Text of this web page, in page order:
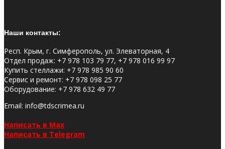
Наши контакты:
Респ. Крым, г. Симферополь, ул. Элеваторная, 4
Отдел продаж: +7 978 103 79 77, +7 978 016 99 97
Купить стеллажи: +7 978 985 90 60
Сервис и ремонт: +7 978 098 25 77
Оборудование: +7 978 632 49 77
Email: info@tdscrimea.ru
Написать в Max
Написать в Telegram